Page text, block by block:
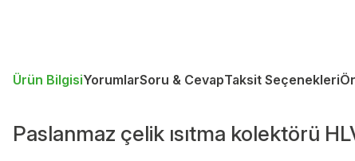
Ürün BilgisiYorumlarSoru & CevapTaksit Seçenekleri
Paslanmaz çelik ısıtma kolektörü